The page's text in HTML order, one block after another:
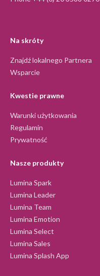
Na skróty
Znajdź lokalnego Partnera
Wsparcie
Kwestie prawne
Warunki użytkowania
Regulamin
Prywatność
Nasze produkty
Lumina Spark
Lumina Leader
Lumina Team
Lumina Emotion
Lumina Select
Lumina Sales
Lumina Splash App